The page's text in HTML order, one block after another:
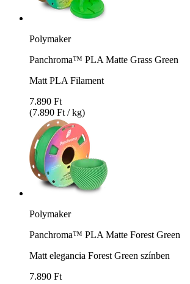
Polymaker
Panchroma™ PLA Matte Grass Green
Matt PLA Filament
7.890 Ft
(7.890 Ft / kg)
Polymaker
Panchroma™ PLA Matte Forest Green
Matt elegancia Forest Green színben
7.890 Ft